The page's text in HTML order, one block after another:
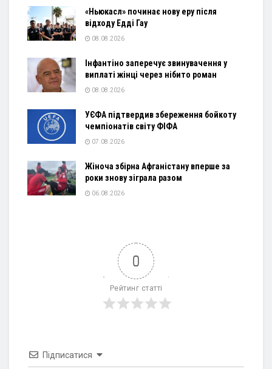
«Ньюкасл» починає нову еру після
відходу Едді Гау
08.08.2026
Інфантіно заперечує звинувачення у
виплаті жінці через нібито роман
08.08.2026
УЄФА підтвердив збереження бойкоту
чемпіонатів світу ФІФА
07.08.2026
Жіноча збірна Афганістану вперше за
роки знову зіграла разом
06.08.2026
0
Рейтинг статті
Підписатися